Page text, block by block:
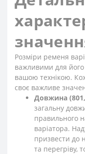
Розміри ременя
важливими для його
вашою технікою.
своє важливе
Довжина
загальну
правильного
варіатора.
призвести до
та перегріву,